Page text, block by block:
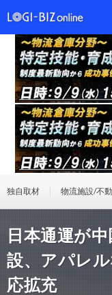
独自取材 物流施設/不
日本通運が
設、アパレ
応拡充